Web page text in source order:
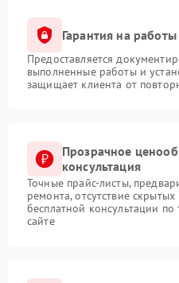
Гарантия на работы
Предоставляется
выполненные работы и
защищает клиента от
Прозрачное
консультация
Точные прайс-листы,
ремонта, отсутствие
бесплатной консультации
сайте